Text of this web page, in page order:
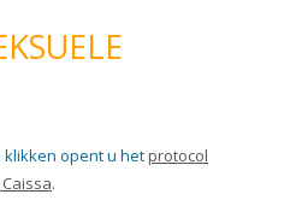
opent u hetprotocol
.